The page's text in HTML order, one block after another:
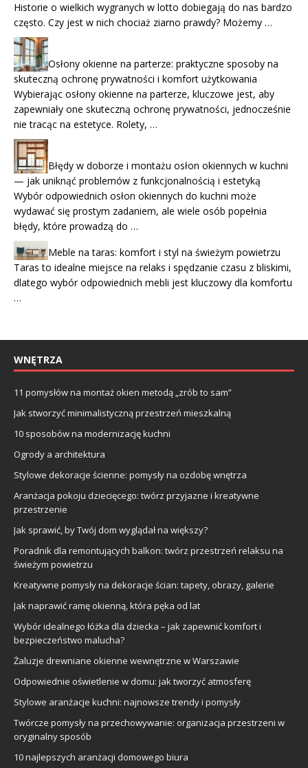
Historie o wielkich wygranych w lotto dobiegają do nas bardzo
często. Czy jest w nich chociaż ziarno prawdy? Możemy …
Osłony okienne na parterze: praktyczne sposoby na
skuteczną ochronę prywatności i komfort użytkowania
Wybierając osłony okienne na parterze, kluczowe jest, aby
zapewniały one skuteczną ochronę prywatności, jednocześnie
nie tracąc na estetyce. Rolety, …
Błędy w doborze i montażu osłon okiennych w kuchni
— jak uniknąć problemów z funkcjonalnością i estetyką
Wybór odpowiednich osłon okiennych do kuchni może
wydawać się prostym zadaniem, ale wiele osób popełnia
błędy, które prowadzą do …
Meble na taras: komfort i styl na świeżym powietrzu
Taras to idealne miejsce na relaks i spędzanie czasu z bliskimi,
dlatego wybór odpowiednich mebli jest kluczowy dla komfortu
…
WNĘTRZA
11 pomysłów na montaż okien metodą „zrób to sam”
Jak stworzyć minimalistyczną przestrzeń mieszkalną
10 sposobów na modernizację kuchni
Ogrody a architektura
Stylowe dekoracje ścienne: pomysły na ozdobę wnętrza
Aranżacja pokoju dziecięcego: twórz przyjazne i kreatywne
przestrzenie
Jak sprawić, by Twój dom wyglądał na większy?
Poradnik dla remontujących balkon: twórz przestrzeń relaksu na
świeżym powietrzu
Kreatywne pomysły na dekoracje ścian: tapety, obrazy, galerie
Jak naprawić ramę okienną, która pęka od lat
Wybór idealnego łóżka dla dziecka – jak zapewnić komfort i
bezpieczeństwo malucha?
Żaluzje drewniane okienne wewnętrzne w Warszawie
Odpowiednie oświetlenie w domu: jak tworzyć atmosferę
Stylowe aranżacje kuchni: najnowsze trendy i pomysły
Twórcze pomysły na przechowywanie: organizacja przestrzeni w
oryginalny sposób
10 najlepszych aranżacji domowego biura